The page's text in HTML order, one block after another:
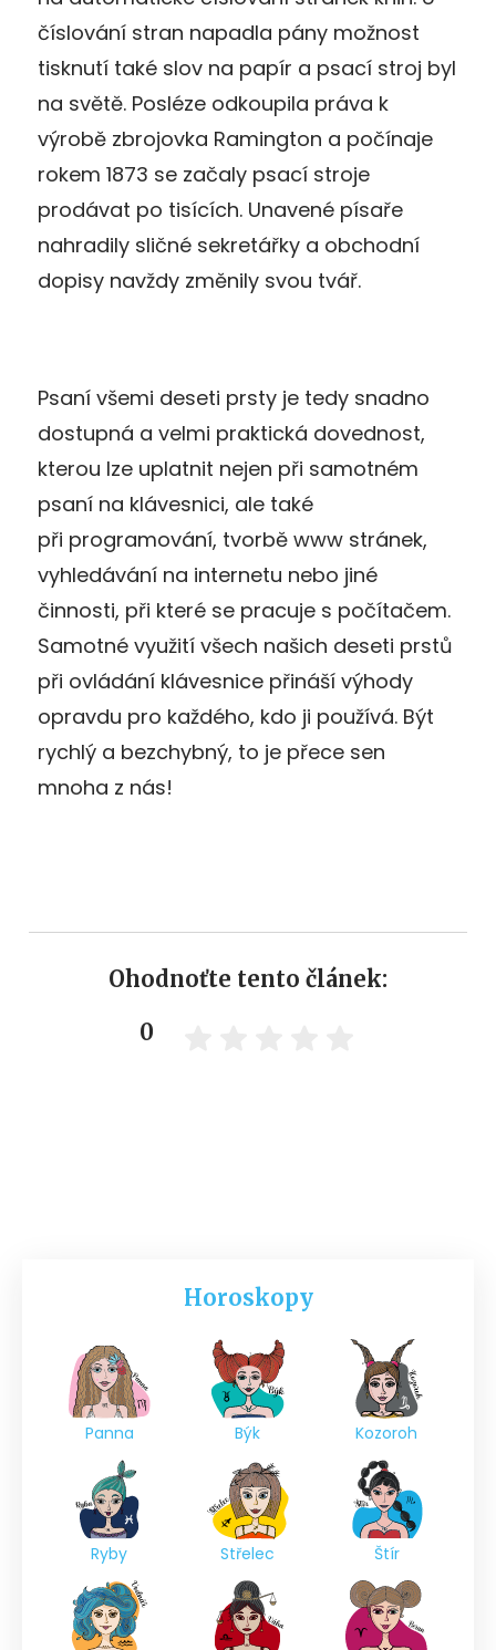
číslování stran napadla pány možnost
tisknutí také slov na papír a psací stroj byl
na světě. Posléze odkoupila práva k
výrobě zbrojovka Ramington a počínaje
rokem 1873 se začaly psací stroje
prodávat po tisících. Unavené písaře
nahradily sličné sekretářky a obchodní
dopisy navždy změnily svou tvář.
Psaní všemi deseti prsty je tedy snadno
dostupná a velmi praktická dovednost,
kterou lze uplatnit nejen při samotném
psaní na klávesnici, ale také
při programování, tvorbě www stránek,
vyhledávání na internetu nebo jiné
činnosti, při které se pracuje s počítačem.
Samotné využití všech našich deseti prstů
při ovládání klávesnice přináší výhody
opravdu pro každého, kdo ji používá. Být
rychlý a bezchybný, to je přece sen
mnoha z nás!
Ohodnoťte tento článek:
0
Horoskopy
Panna Býk Kozoroh
Ryby Střelec Štír